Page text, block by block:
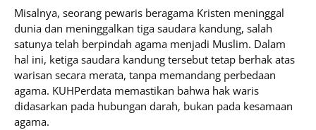
Misalnya, seorang pewaris beragama Kristen meninggal
dunia dan meninggalkan tiga saudara kandung, salah
satunya telah berpindah agama menjadi Muslim. Dalam
hal ini, ketiga saudara kandung tersebut tetap berhak atas
warisan secara merata, tanpa memandang perbedaan
agama. KUHPerdata memastikan bahwa hak waris
didasarkan pada hubungan darah, bukan pada kesamaan
agama.